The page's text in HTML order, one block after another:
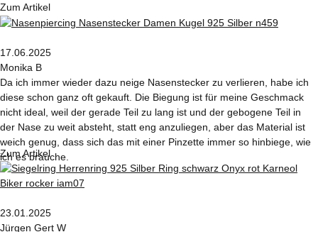
Zum Artikel
17.06.2025
Monika B
Da ich immer wieder dazu neige Nasenstecker zu verlieren, habe ich
diese schon ganz oft gekauft. Die Biegung ist für meine Geschmack
nicht ideal, weil der gerade Teil zu lang ist und der gebogene Teil in
der Nase zu weit absteht, statt eng anzuliegen, aber das Material ist
weich genug, dass sich das mit einer Pinzette immer so hinbiege, wie
ich es brauche.
Zum Artikel
23.01.2025
Jürgen Gert W